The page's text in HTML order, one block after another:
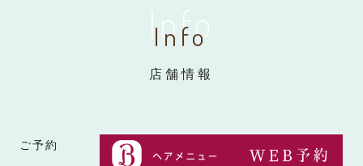
Info
Info
店舗情報
ご予約